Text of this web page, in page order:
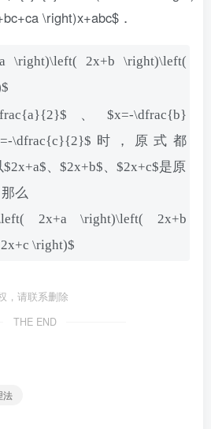
\right)x+abc$．
\right)\left( 2x+b \right)\left(
、$x=-\dfrac{b}
\dfrac{c}{2}$时，原式都
、$2x+b$、$2x+c$是原
么
2x+a \right)\left( 2x+b
\right)$
，请联系删除
THE END
法